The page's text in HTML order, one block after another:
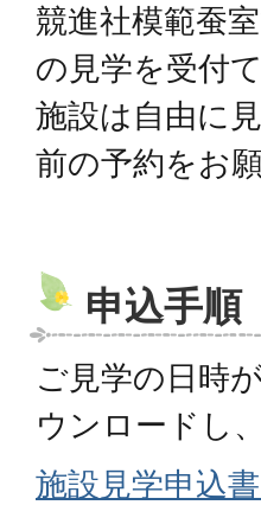
競進社模範蚕
の見学を受付
施設は自由に
前の予約をお
申込手順
ご見学の日時
ウンロードし
施設見学申込